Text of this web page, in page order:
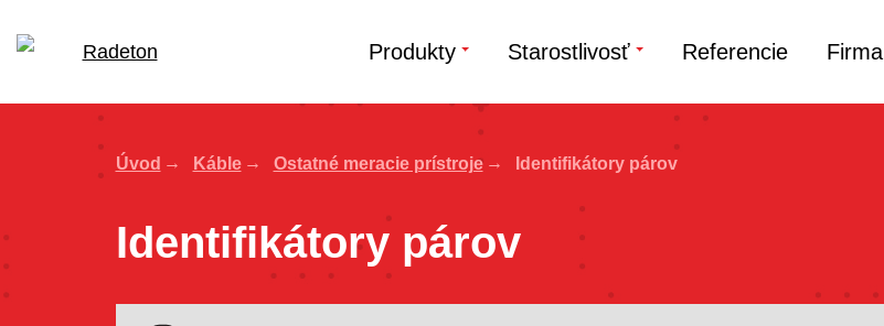
Produkty Starostlivosť Referencie Firma
Úvod Káble Ostatné meracie prístroje Identifikátory párov
Identifikátory párov